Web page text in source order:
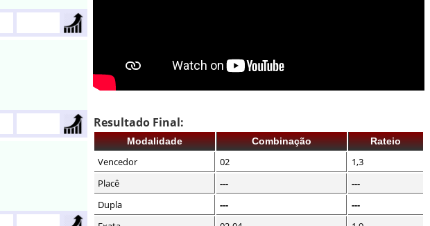
Resultado Final:
Modalidade Combinação Rateio
Vencedor 02
1,3
Placê
---
---
Dupla
---
---